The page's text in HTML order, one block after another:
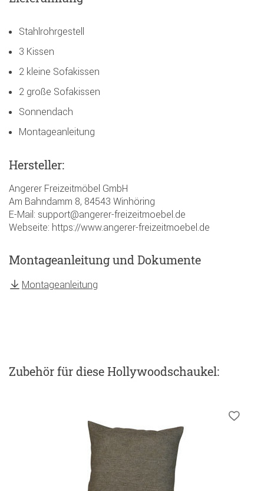
Stahlrohrgestell
3 Kissen
2 kleine Sofakissen
2 große Sofakissen
Sonnendach
Montageanleitung
Hersteller:
Angerer Freizeitmöbel GmbH
Am Bahndamm 8, 84543 Winhöring
E-Mail: support@angerer-freizeitmoebel.de
Webseite: https://www.angerer-freizeitmoebel.de
Montageanleitung und Dokumente
Montageanleitung
Zubehörfür diese Hollywoodschaukel: